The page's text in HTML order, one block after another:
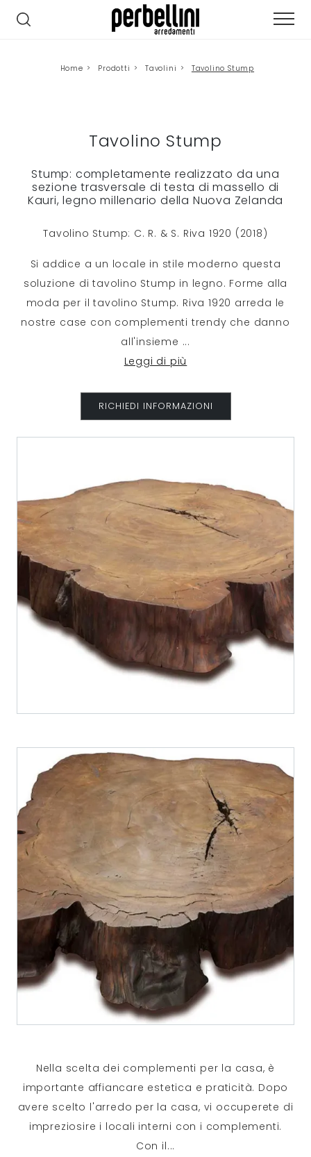
Home > Prodotti > Tavolini > Tavolino Stump
Tavolino Stump
Stump: completamente realizzato da una
sezione trasversale di testa di massello di
Kauri, legno millenario della Nuova Zelanda
Tavolino Stump: C. R. & S. Riva 1920 (2018)
Si addice a un locale in stile moderno questa
soluzione di tavolino Stump in legno. Forme alla
moda per il tavolino Stump. Riva 1920 arreda le
nostre case con complementi trendy che danno
all'insieme ...
Leggi di più
RICHIEDI INFORMAZIONI
Nella scelta dei complementi per la casa, è
importante affiancare estetica e praticità. Dopo
avere scelto l'arredo per la casa, vi occuperete di
impreziosire i locali interni con i complementi.
Con il...